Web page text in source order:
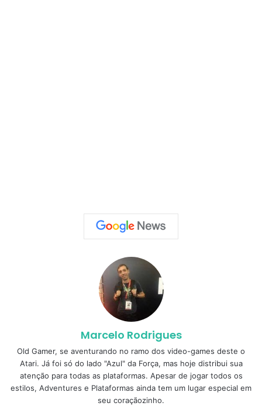
Marcelo Rodrigues
Old Gamer, se aventurando no ramo dos video-games deste o
Atari. Já foi só do lado "Azul" da Força, mas hoje distribui sua
atenção para todas as plataformas. Apesar de jogar todos os
estilos, Adventures e Plataformas ainda tem um lugar especial em
seu coraçãozinho.